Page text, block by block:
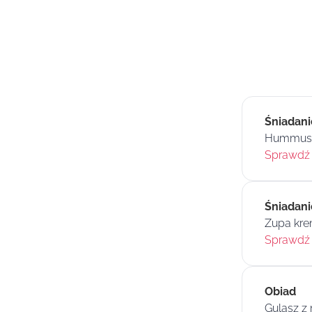
Sprawdź
Zupa
Sprawdź
Obiad
Gulasz z